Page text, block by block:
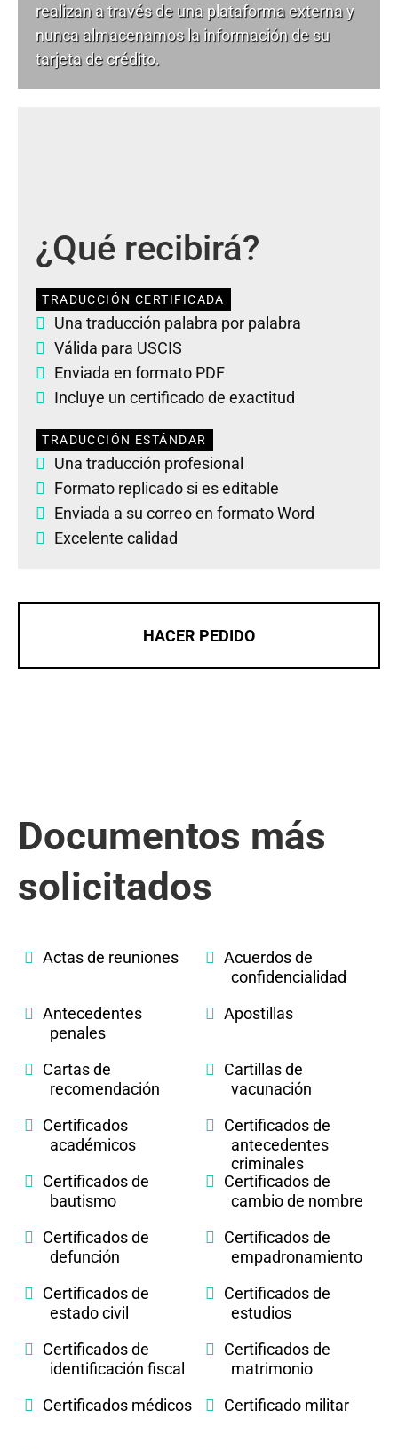
realizan a través de una plataforma externa y
nunca almacenamos la información de su
tarjeta de crédito.
¿Qué recibirá?
TRADUCCIÓN CERTIFICADA
Una traducción palabra por palabra
Válida para USCIS
Enviada en formato PDF
Incluye un certificado de exactitud
TRADUCCIÓN ESTÁNDAR
Una traducción profesional
Formato replicado si es editable
Enviada a su correo en formato Word
Excelente calidad
HACER PEDIDO
Documentos más
solicitados
Actas de reuniones
Acuerdos de
confidencialidad
Antecedentes
penales
Apostillas
Cartas de
recomendación
Cartillas de
vacunación
Certificados
académicos
Certificados de
antecedentes
criminales
Certificados de
bautismo
Certificados de
cambio de nombre
Certificados de
defunción
Certificados de
empadronamiento
Certificados de
estado civil
Certificados de
estudios
Certificados de
identificación fiscal
Certificados de
matrimonio
Certificados médicos
Certificado militar